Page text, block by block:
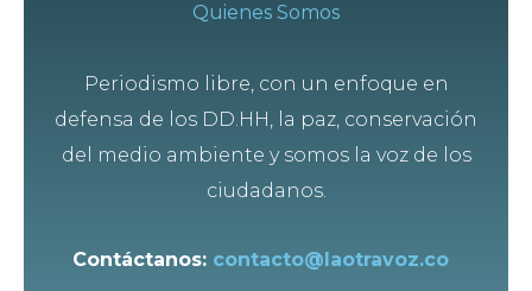
Quienes Somos
Periodismo libre, con un enfoque en
defensa de los DD.HH, la paz, conservación
del medio ambiente y somos la voz de los
ciudadanos.
Contáctanos: contacto@laotravoz.co